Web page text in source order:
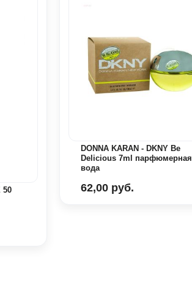
50
DONNA KARAN - DKNY Be
Delicious 7ml парфюмерная
вода
62,00 руб.